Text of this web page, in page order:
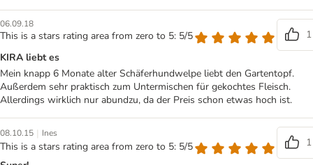
06.09.18
This is a stars rating area from zero to 5: 5/5
1
KIRA liebt es
Mein knapp 6 Monate alter Schäferhundwelpe liebt den Gartentopf.
Außerdem sehr praktisch zum Untermischen für gekochtes Fleisch.
Allerdings wirklich nur abundzu, da der Preis schon etwas hoch ist.
08.10.15 | Ines
This is a stars rating area from zero to 5: 5/5
1